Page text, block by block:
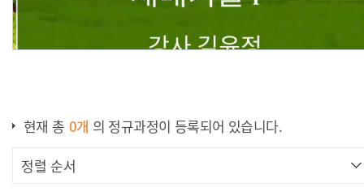
청포도(샤인)의
재배기술
현재 총 0개 의 정규과정이 등록되어 있습니다.